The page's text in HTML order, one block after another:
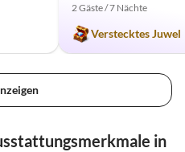
2 Gäste / 7 Nächte
Verstecktes Juwel
in